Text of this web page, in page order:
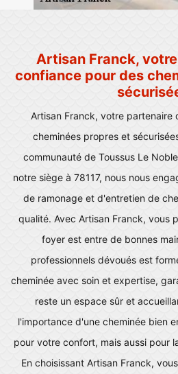
Artisan Franck,
confiance pour des
Artisan Franck, votre partenaire
cheminées propres et
communauté de Toussus Le
notre siège à 78117, nous nous
de ramonage et d'entretien de
qualité. Avec Artisan Franck, vous
foyer est entre de bonnes
professionnels dévoués est
cheminée avec soin et expertise,
reste un espace sûr et
l'importance d'une cheminée bien
pour votre confort, mais aussi pour
En choisissant Artisan Franck,